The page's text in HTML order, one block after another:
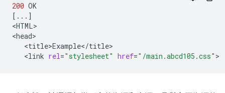
200
[ ... ]
<HTML>
<link rel="stylesheet" href="/main.abcd105.css"